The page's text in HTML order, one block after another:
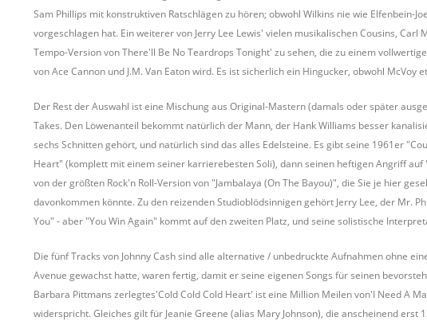
Sam Phillips mit konstruktiven Ratschlägen zu hören; obwohl Wilkins nie wie Elfenbein-
vorgeschlagen hat. Ein weiterer von Jerry Lee Lewis' vielen musikalischen Cousins, Carl
Tempo-Version von There'll Be No Teardrops Tonight' zu sehen, die zu einem
von Ace Cannon und J.M. Van Eaton wird. Es ist sicherlich ein Hingucker, obwohl
Der Rest der Auswahl ist eine Mischung aus Original-Mastern (damals oder später
Takes. Den Löwenanteil bekommt natürlich der Mann, der Hank Williams besser
sechs Schnitten gehört, und natürlich sind das alles Edelsteine. Es gibt seine 1961er
Heart" (komplett mit einem seiner karrierebesten Soli), dann seinen heftigen Angriff auf
von der größten Rock'n Roll-Version von "Jambalaya (On The Bayou)", die Sie je hier
davonkommen könnte. Zu den reizenden Studioblödsinnigen gehört Jerry Lee, der Mr.
You" - aber "You Win Again" kommt auf den zweiten Platz, und seine solistische
Die fünf Tracks von Johnny Cash sind alle alternative / unbedruckte Aufnahmen ohne
Avenue gewachst hatte, waren fertig, damit er seine eigenen Songs für seinen
Barbara Pittmans zerlegtes'Cold Cold Cold Heart' ist eine Million Meilen von'I Need A
widerspricht. Gleiches gilt für Jeanie Greene (alias Mary Johnson), die anscheinend